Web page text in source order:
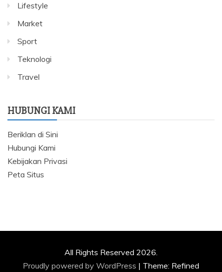
Lifestyle
Market
Sport
Teknologi
Travel
HUBUNGI KAMI
Beriklan di Sini
Hubungi Kami
Kebijakan Privasi
Peta Situs
All Rights Reserved 2026.
Proudly powered by WordPress | Theme: Refined